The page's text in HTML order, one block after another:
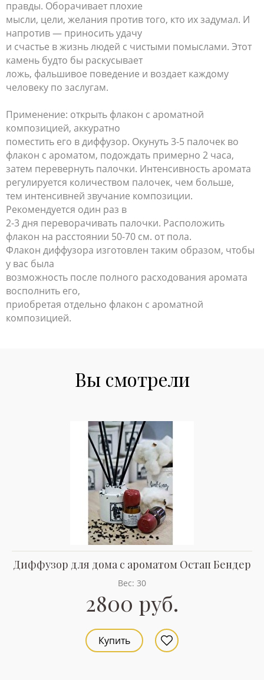
правды. Оборачивает плохие
мысли, цели, желания против того, кто их задумал. И
напротив — приносить удачу
и счастье в жизнь людей с чистыми помыслами. Этот
камень будто бы раскусывает
ложь, фальшивое поведение и воздает каждому
человеку по заслугам.
Применение: открыть флакон с ароматной
композицией, аккуратно
поместить его в диффузор. Окунуть 3-5 палочек во
флакон с ароматом, подождать примерно 2 часа,
затем перевернуть палочки. Интенсивность аромата
регулируется количеством палочек, чем больше,
тем интенсивней звучание композиции.
Рекомендуется один раз в
2-3 дня переворачивать палочки. Расположить
флакон на расстоянии 50-70 см. от пола.
Флакон диффузора изготовлен таким образом, чтобы
у вас была
возможность после полного расходования аромата
восполнить его,
приобретая отдельно флакон с ароматной
композицией.
Вы смотрели
Диффузор для дома с ароматом Остап Бендер
Вес: 30
2800 руб.
Купить